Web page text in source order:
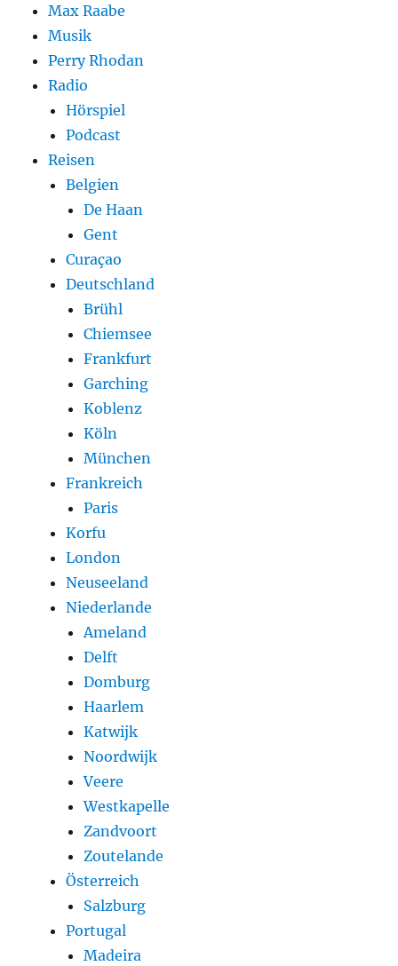
Max Raabe
Musik
Perry Rhodan
Radio
Hörspiel
Podcast
Reisen
Belgien
De Haan
Gent
Curaçao
Deutschland
Brühl
Chiemsee
Frankfurt
Garching
Koblenz
Köln
München
Frankreich
Paris
Korfu
London
Neuseeland
Niederlande
Ameland
Delft
Domburg
Haarlem
Katwijk
Noordwijk
Veere
Westkapelle
Zandvoort
Zoutelande
Österreich
Salzburg
Portugal
Madeira